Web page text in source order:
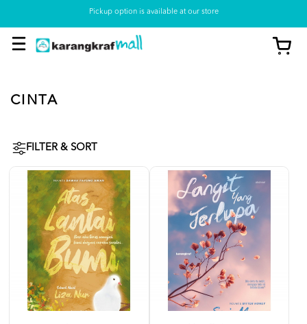
Pickup option is available at our store
CINTA
FILTER & SORT